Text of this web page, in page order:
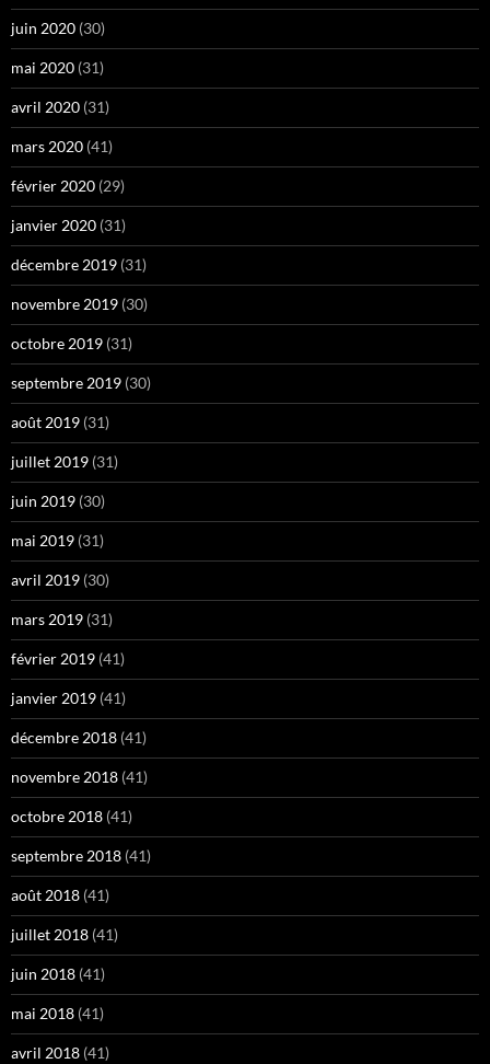
juin 2020 (30)
mai 2020 (31)
avril 2020 (31)
mars 2020 (41)
février 2020 (29)
janvier 2020 (31)
décembre 2019 (31)
novembre 2019 (30)
octobre 2019 (31)
septembre 2019 (30)
août 2019 (31)
juillet 2019 (31)
juin 2019 (30)
mai 2019 (31)
avril 2019 (30)
mars 2019 (31)
février 2019 (41)
janvier 2019 (41)
décembre 2018 (41)
novembre 2018 (41)
octobre 2018 (41)
septembre 2018 (41)
août 2018 (41)
juillet 2018 (41)
juin 2018 (41)
mai 2018 (41)
avril 2018 (41)